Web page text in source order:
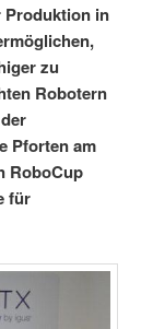
Produktion in
zu
Robotern
Pforten am
RoboCup
für